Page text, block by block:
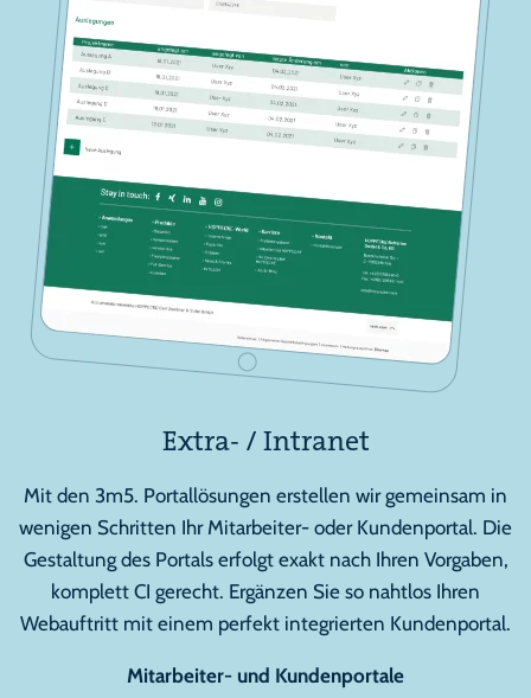
Extra- / Intranet
Mit den 3m5. Portallösungen erstellen wir gemeinsam in
wenigen Schritten Ihr Mitarbeiter- oder Kundenportal. Die
Gestaltung des Portals erfolgt exakt nach Ihren Vorgaben,
komplett CI gerecht. Ergänzen Sie so nahtlos Ihren
Webauftritt mit einem perfekt integrierten Kundenportal.
Mitarbeiter- und Kundenportale